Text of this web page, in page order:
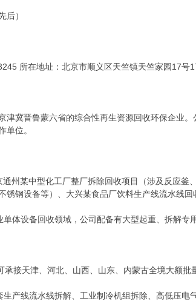
后）
所在地址：北京市顺义区天竺镇天竺家园17号
冀晋鲁蒙六省的综合性再生资源回收环保企业
单位。
州某中型化工厂整厂拆除回收项目（涉及反应釜
钢设备等）、大兴某食品厂饮料生产线流水线回
体设备回收领域，公司配备有大型起重、拆解专
接天津、河北、山西、山东、内蒙古全境大额批
产线流水线拆解、工业制冷机组拆除、高低压电